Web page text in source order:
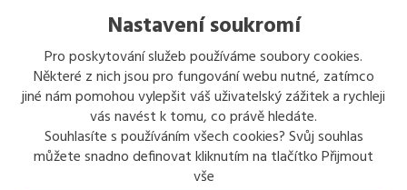
Nastavení soukromí
Pro poskytování služeb používáme soubory cookies.
Některé z nich jsou pro fungování webu nutné, zatímco
jiné nám pomohou vylepšit váš uživatelský zážitek a rychleji
vás navést k tomu, co právě hledáte.
Souhlasíte s používáním všech cookies? Svůj souhlas
můžete snadno definovat kliknutím na tlačítko Přijmout
vše
Číslo účtu 129353288
Kód banky
0300
Variabilní
symbol
číslo - Proforma
faktury
Sdílet